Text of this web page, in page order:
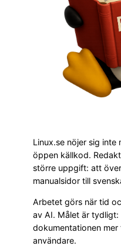
Linux.se nöjer sig
öppen källkod.
större uppgift: att
manualsidor till
Arbetet görs när tid
av AI. Målet är
dokumentationen
användare.